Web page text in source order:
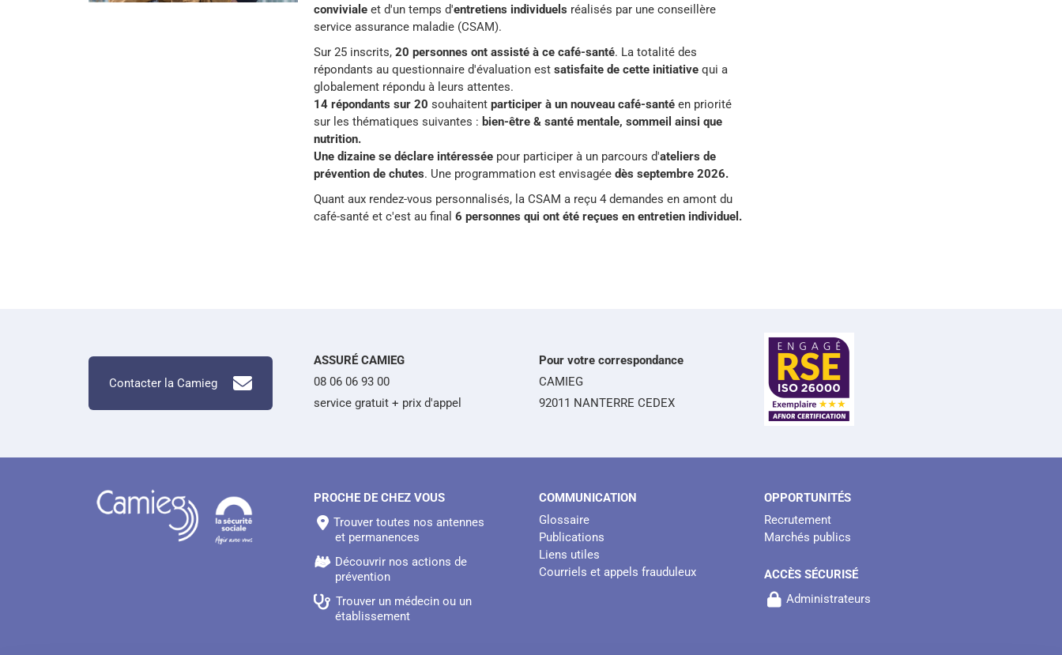
convivialeet d'un temps d'entretiens individuels réalisés par une conseillère
service assurance maladie (CSAM).
Sur 25 inscrits, 20 personnes ont assisté à ce café-santé. La totalité des
répondants au questionnaire d'évaluation est satisfaite de cette initiativequi a
globalement répondu à leurs attentes.
14 répondants sur 20 souhaitent participer à un nouveau café-santéen priorité
sur les thématiques suivantes : bien-être & santé mentale, sommeil ainsi que
nutrition.
Une dizaine se déclare intéresséepour participer à un parcours d'ateliers de
prévention de chutes. Une programmation est envisagée dès septembre 2026.
Quant aux rendez-vous personnalisés, la CSAM a reçu 4 demandes en amont du
café-santé et c'est au final 6 personnes qui ont été reçues en entretien individuel.
Contacter la Camieg
ASSURÉ CAMIEG
08 06 06 93 00
service gratuit + prix d'appel
Pour votre correspondance
CAMIEG
92011 NANTERRE CEDEX
PROCHE DE CHEZ VOUS
Trouver toutes nos antennes
et permanences
Découvrir nos actions de
prévention
Trouver un médecin ou un
établissement
COMMUNICATION
Glossaire
Publications
Liens utiles
Courriels et appels frauduleux
OPPORTUNITÉS
Recrutement
Marchés publics
ACCÈS SÉCURISÉ
Administrateurs